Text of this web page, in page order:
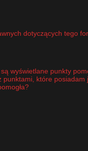
dotyczących tego
wyświetlane punkty
które posiadam